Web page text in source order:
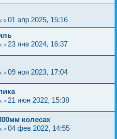
« 01 апр 2025, 15:16
« 23 янв 2024, 16:37
« 09 ноя 2023, 17:04
« 21 июн 2022, 15:38
колесах
« 04 фев 2022, 14:55